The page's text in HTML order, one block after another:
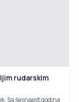
rudarskim
Sa šesnaest godina